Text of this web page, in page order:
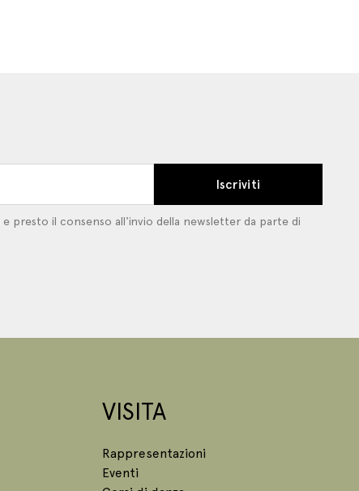
Iscriviti
e presto il consenso all'invio della newsletter da parte di
VISITA
Rappresentazioni
Eventi